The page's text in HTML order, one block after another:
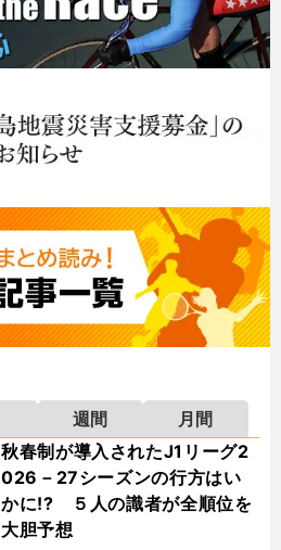
週間
月間
秋春制が導入されたJ1リーグ2
026－27シーズンの行方はい
かに!? ５人の識者が全順位を
大胆予想